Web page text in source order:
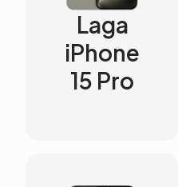
Laga
iPhone
15 Pro